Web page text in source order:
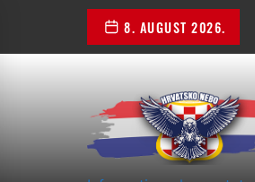
the
8. AUGUST 2026.